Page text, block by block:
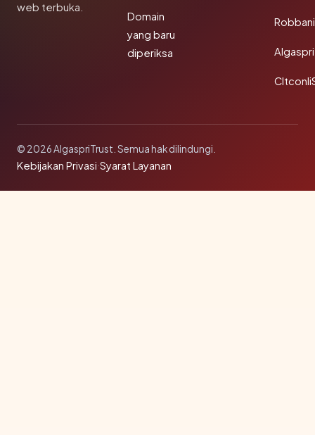
web terbuka.
Domain
yang baru
diperiksa
© 2026 AlgaspriTrust. Semua hak dilindungi.
Kebijakan Privasi·Syarat Layanan